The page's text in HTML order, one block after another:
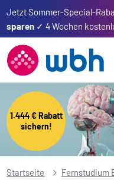
Jetzt Sommer-Special-
sparen ✓ 4 Wochen
1.444 € Rabatt
sichern!
Startseite
Fernstudium